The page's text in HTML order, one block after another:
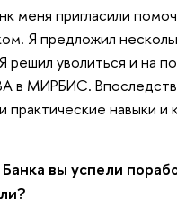
меня пригласили
Я предложил
решил уволиться и на
в МИРБИС.
практические навыки
вы успели